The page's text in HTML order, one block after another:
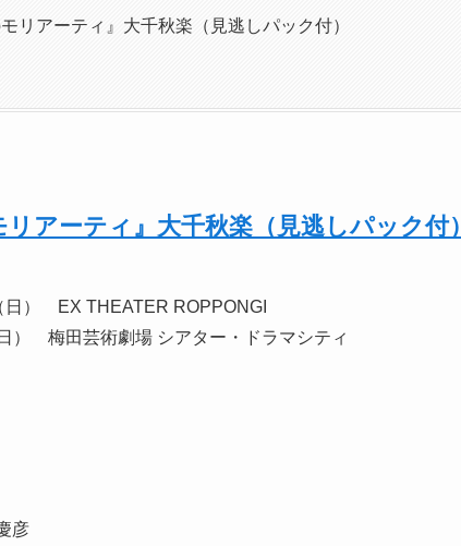
リアーティ』大千秋楽（見逃しパック付）
アーティ』大千秋楽（見逃しパック付）
日） EX THEATER ROPPONGI
） 梅田芸術劇場 シアター・ドラマシティ
彦